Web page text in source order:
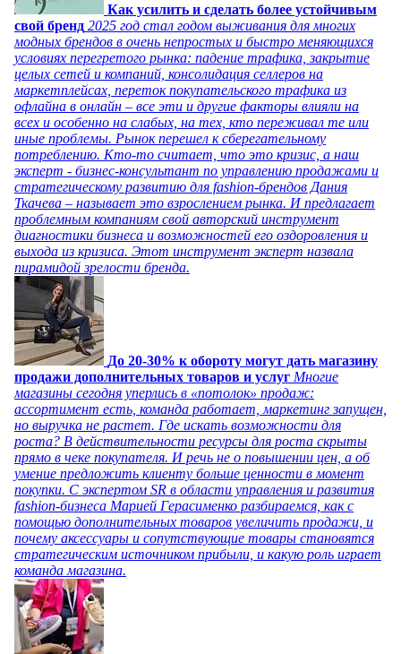
Как усилить и сделать более устойчивым
свой бренд 2025 год стал годом выживания для многих
модных брендов в очень непростых и быстро меняющихся
условиях перегретого рынка: падение трафика, закрытие
целых сетей и компаний, консолидация селлеров на
маркетплейсах, переток покупательского трафика из
офлайна в онлайн – все эти и другие факторы влияли на
всех и особенно на слабых, на тех, кто переживал те или
иные проблемы. Рынок перешел к сберегательному
потреблению. Кто-то считает, что это кризис, а наш
эксперт - бизнес-консультант по управлению продажами и
стратегическому развитию для fashion-брендов Дания
Ткачева – называет это взрослением рынка. И предлагает
проблемным компаниям свой авторский инструмент
диагностики бизнеса и возможностей его оздоровления и
выхода из кризиса. Этот инструмент эксперт назвала
пирамидой зрелости бренда.
До 20-30% к обороту могут дать магазину
продажи дополнительных товаров и услуг Многие
магазины сегодня уперлись в «потолок» продаж:
ассортимент есть, команда работает, маркетинг запущен,
но выручка не растет. Где искать возможности для
роста? В действительности ресурсы для роста скрыты
прямо в чеке покупателя. И речь не о повышении цен, а об
умение предложить клиенту больше ценности в момент
покупки. С экспертом SR в области управления и развития
fashion-бизнеса Марией Герасименко разбираемся, как с
помощью дополнительных товаров увеличить продажи, и
почему аксессуары и сопутствующие товары становятся
стратегическим источником прибыли, и какую роль играет
команда магазина.